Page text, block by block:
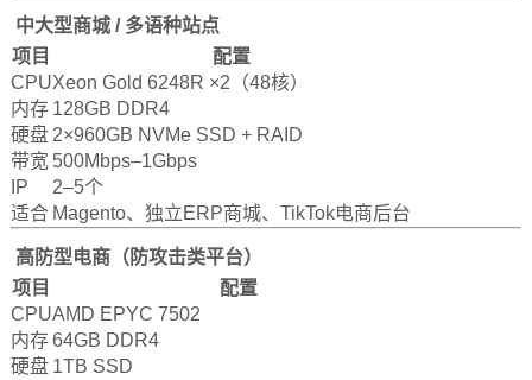
中大型商城 / 多语种站点
项目
配置
CPUXeon Gold 6248R ×2（48核）
内存 128GB DDR4
硬盘 2×960GB NVMe SSD + RAID
带宽 500Mbps–1Gbps
IP
2–5个
适合 Magento、独立ERP商城、TikTok电商后台
高防型电商（防攻击类平台）
项目
配置
CPUAMD EPYC 7502
内存64GB DDR4
硬盘 1TB SSD